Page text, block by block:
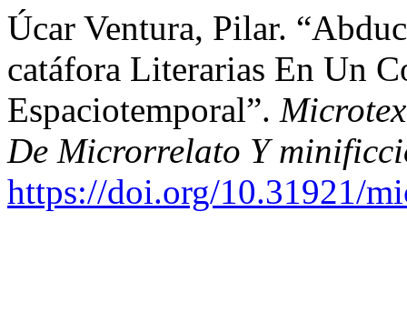
Úcar Ventura, Pilar.
catáfora Literarias En Un
Espaciotemporal”.
De Microrrelato Y
https://doi.org/10.31921/